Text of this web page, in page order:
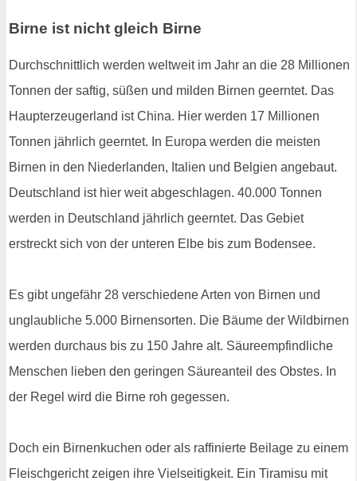
Birne ist nicht gleich Birne
Durchschnittlich werden weltweit im Jahr an die 28 Millionen
Tonnen der saftig, süßen und milden Birnen geerntet. Das
Haupterzeugerland ist China. Hier werden 17 Millionen
Tonnen jährlich geerntet. In Europa werden die meisten
Birnen in den Niederlanden, Italien und Belgien angebaut.
Deutschland ist hier weit abgeschlagen. 40.000 Tonnen
werden in Deutschland jährlich geerntet. Das Gebiet
erstreckt sich von der unteren Elbe bis zum Bodensee.
Es gibt ungefähr 28 verschiedene Arten von Birnen und
unglaubliche 5.000 Birnensorten. Die Bäume der Wildbirnen
werden durchaus bis zu 150 Jahre alt. Säureempfindliche
Menschen lieben den geringen Säureanteil des Obstes. In
der Regel wird die Birne roh gegessen.
Doch ein Birnenkuchen oder als raffinierte Beilage zu einem
Fleischgericht zeigen ihre Vielseitigkeit. Ein Tiramisu mit